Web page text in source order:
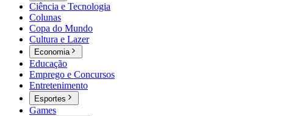
Ciência e Tecnologia
Colunas
Copa do Mundo
Cultura e Lazer
Economia
Educação
Emprego e Concursos
Entretenimento
Esportes
Games